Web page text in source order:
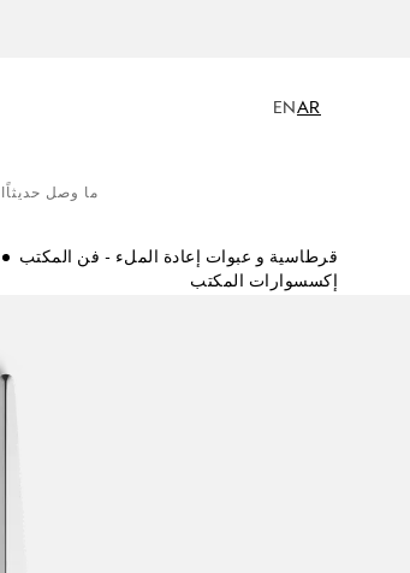
AR
EN
ما وصل حديثاً
قرطاسية و عبوات إعادة الملء - فن المكتب
إكسسوارات المكتب